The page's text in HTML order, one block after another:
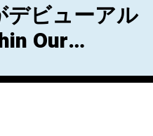
デビューアル
Our
Mind」のビデ